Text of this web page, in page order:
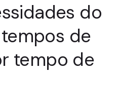
do
de
tempo de